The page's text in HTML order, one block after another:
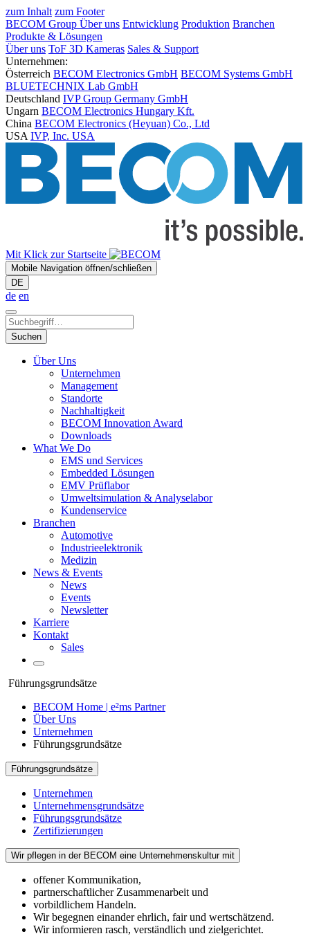
zum Inhalt zum Footer
BECOM Group Über uns Entwicklung Produktion Branchen
Produkte & Lösungen
Über uns ToF 3D Kameras Sales & Support
Unternehmen:
Österreich BECOM Electronics GmbH BECOM Systems GmbH
BLUETECHNIX Lab GmbH
Deutschland IVP Group Germany GmbH
Ungarn BECOM Electronics Hungary Kft.
China BECOM Electronics (Heyuan) Co., Ltd
USA IVP, Inc. USA
Mit Klick zur Startseite
Mobile Navigation öffnen/schließen
DE
de en
Suchen
Über Uns
Unternehmen
Management
Standorte
Nachhaltigkeit
BECOM Innovation Award
Downloads
What We Do
EMS und Services
Embedded Lösungen
EMV Prüflabor
Umweltsimulation & Analyselabor
Kundenservice
Branchen
Automotive
Industrieelektronik
Medizin
News & Events
News
Events
Newsletter
Karriere
Kontakt
Sales
Führungsgrundsätze
BECOM Home | e²ms Partner
Über Uns
Unternehmen
Führungsgrundsätze
Führungsgrundsätze
Unternehmen
Unternehmensgrundsätze
Führungsgrundsätze
Zertifizierungen
Wir pflegen in der BECOM eine Unternehmenskultur mit
offener Kommunikation,
partnerschaftlicher Zusammenarbeit und
vorbildlichem Handeln.
Wir begegnen einander ehrlich, fair und wertschätzend.
Wir informieren rasch, verständlich und zielgerichtet.